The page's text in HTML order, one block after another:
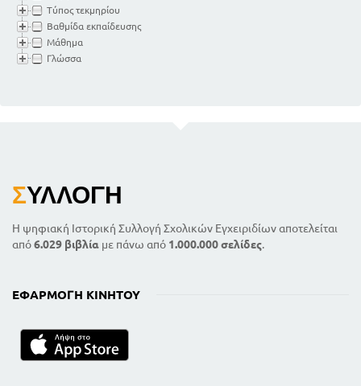
Τύπος τεκμηρίου
Βαθμίδα εκπαίδευσης
Μάθημα
Γλώσσα
ΣΥΛΛΟΓΉ
Η ψηφιακή Ιστορική Συλλογή Σχολικών Εγχειριδίων αποτελείται
από6.029 βιβλία με πάνω από 1.000.000 σελίδες.
ΕΦΑΡΜΟΓΉ ΚΙΝΗΤΟΎ